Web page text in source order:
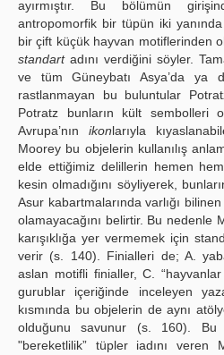
ayırmıştır. Bu bölümün
antropomorfik bir tüpün iki
bir çift küçük hayvan motiflerinden
standartadını verdiğini söyler.
ve tüm Güneybatı Asya’da ya
rastlanmayan bu buluntular
Potratz bunların kült sembolleri
Avrupa’nın ikonlarıyla
Moorey bu objelerin kullanılış
elde ettiğimiz delillerin hemen
kesin olmadığını söyliyerek,
Asur kabartmalarında varlığı
olamayacağını belirtir. Bu nedenle
karışıklığa yer vermemek için
verir (s. 140). Finialleri de; A.
aslan motifli finialler, C.
gurublar içeriğinde inceleyen
kısmında bu objelerin de aynı
olduğunu savunur (s. 160). Bu
"bereketlilik” tüpler iadını veren